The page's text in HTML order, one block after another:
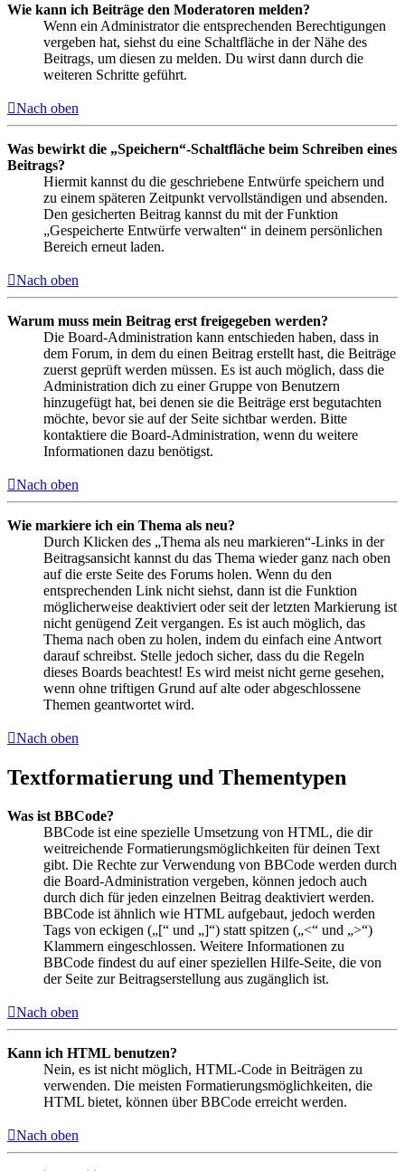
Wie kann ich Beiträge den Moderatoren melden?
Wenn ein Administrator die entsprechenden Berechtigungen
vergeben hat, siehst du eine Schaltfläche in der Nähe des
Beitrags, um diesen zu melden. Du wirst dann durch die
weiteren Schritte geführt.
Nach oben
Was bewirkt die „Speichern“-Schaltfläche beim Schreiben eines
Beitrags?
Hiermit kannst du die geschriebene Entwürfe speichern und
zu einem späteren Zeitpunkt vervollständigen und absenden.
Den gesicherten Beitrag kannst du mit der Funktion
„Gespeicherte Entwürfe verwalten“ in deinem persönlichen
Bereich erneut laden.
Nach oben
Warum muss mein Beitrag erst freigegeben werden?
Die Board-Administration kann entschieden haben, dass in
dem Forum, in dem du einen Beitrag erstellt hast, die Beiträge
zuerst geprüft werden müssen. Es ist auch möglich, dass die
Administration dich zu einer Gruppe von Benutzern
hinzugefügt hat, bei denen sie die Beiträge erst begutachten
möchte, bevor sie auf der Seite sichtbar werden. Bitte
kontaktiere die Board-Administration, wenn du weitere
Informationen dazu benötigst.
Nach oben
Wie markiere ich ein Thema als neu?
Durch Klicken des „Thema als neu markieren“-Links in der
Beitragsansicht kannst du das Thema wieder ganz nach oben
auf die erste Seite des Forums holen. Wenn du den
entsprechenden Link nicht siehst, dann ist die Funktion
möglicherweise deaktiviert oder seit der letzten Markierung ist
nicht genügend Zeit vergangen. Es ist auch möglich, das
Thema nach oben zu holen, indem du einfach eine Antwort
darauf schreibst. Stelle jedoch sicher, dass du die Regeln
dieses Boards beachtest! Es wird meist nicht gerne gesehen,
wenn ohne triftigen Grund auf alte oder abgeschlossene
Themen geantwortet wird.
Nach oben
Textformatierung und Thementypen
Was ist BBCode?
BBCode ist eine spezielle Umsetzung von HTML, die dir
weitreichende Formatierungsmöglichkeiten für deinen Text
gibt. Die Rechte zur Verwendung von BBCode werden durch
die Board-Administration vergeben, können jedoch auch
durch dich für jeden einzelnen Beitrag deaktiviert werden.
BBCode ist ähnlich wie HTML aufgebaut, jedoch werden
Tags von eckigen („[“ und „]“) statt spitzen („<“ und „>“)
Klammern eingeschlossen. Weitere Informationen zu
BBCode findest du auf einer speziellen Hilfe-Seite, die von
der Seite zur Beitragserstellung aus zugänglich ist.
Nach oben
Kann ich HTML benutzen?
Nein, es ist nicht möglich, HTML-Code in Beiträgen zu
verwenden. Die meisten Formatierungsmöglichkeiten, die
HTML bietet, können über BBCode erreicht werden.
Nach oben